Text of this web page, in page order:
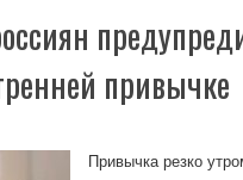
привычке
Привычка резко